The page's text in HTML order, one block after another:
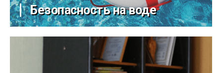
Безопасность на воде